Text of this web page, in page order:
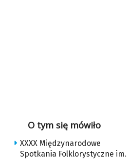
O tym się mówiło
XXXX Międzynarodowe
Spotkania Folklorystyczne im.